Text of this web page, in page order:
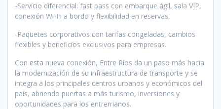
-Servicio diferencial: fast pass con embarque ágil, sala VIP,
conexión Wi-Fi a bordo y flexibilidad en reservas.
-Paquetes corporativos con tarifas congeladas, cambios
flexibles y beneficios exclusivos para empresas.
Con esta nueva conexión, Entre Ríos da un paso más hacia
la modernización de su infraestructura de transporte y se
integra a los principales centros urbanos y económicos del
país, abriendo puertas a más turismo, inversiones y
oportunidades para los entrerrianos.